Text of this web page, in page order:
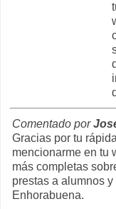
Comentado por
Gracias por tu
mencionarme en tu
más completas
prestas a alumnos
Enhorabuena.